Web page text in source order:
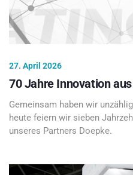
27. April 2026
70 Jahre Innovation
Gemeinsam haben wir
heute feiern wir sieben
unseres Partners Doepke.